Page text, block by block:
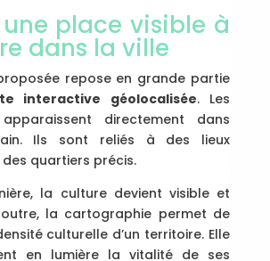
place visible à
dans la ville
proposée repose en grande partie
interactive géolocalisée. Les
apparaissent directement dans
Ils sont reliés à des lieux
quartiers précis.
la culture devient visible et
la cartographie permet de
culturelle d’un territoire. Elle
en lumière la vitalité de ses